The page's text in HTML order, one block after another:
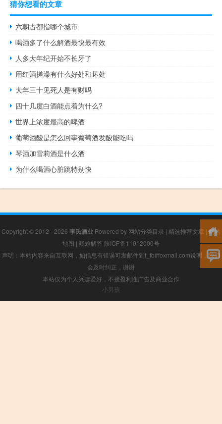
猜你想看的文章
六朝古都指哪个城市
喝酒多了什么解酒最快最有效
人多大年纪开始不长牙了
用红酒搓澡有什么好处和坏处
大年三十见死人是有财吗
四十几度白酒能点着为什么?
世界上浓度最高的啤酒
葡萄酒酸是怎么回事葡萄酒发酸能吃吗
琴酒加雪莉酒是什么酒
为什么喝酒心脏跳特别快
Copyright © 2012 - 2026 李氏酒业 Powered by 网站分类目录 | 精选推荐文章 |网站
地图 | 疑难解答 陕ICP备11012000号
声明：本站内容来自互联网，如信息有错误可发邮件到f_fb#foxmail.com说明，我们
会及时纠正，谢谢
本站仅为个人兴趣爱好，不接盈利性广告及商业合作
小男孩